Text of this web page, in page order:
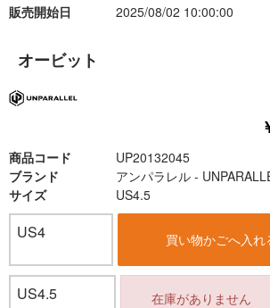
オービット
商品コード UP20132045
販売開始日 2025/08/02 10:00:00
ブランド
アンパラレル -
サイズ
US4.5
US4 買い物かごへ入れ
US4.5 在庫がありません